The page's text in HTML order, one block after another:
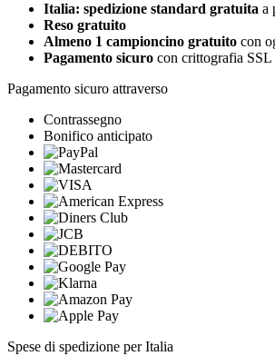
Italia: spedizione standard gratuita a
Reso gratuito
Almeno 1 campioncino gratuito con
Pagamento sicuro con crittografia SSL
Pagamento sicuro attraverso
Contrassegno
Bonifico anticipato
Spese di spedizione per Italia